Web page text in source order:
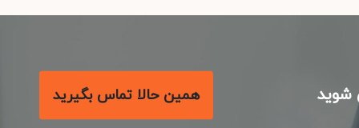
همین حالا تماس بگیرید